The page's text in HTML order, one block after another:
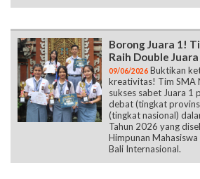
Borong Juara 1!
Raih Double
09/06/2026 Buktikan
kreativitas! Tim SMA
sukses sabet Juara 1
debat (tingkat
(tingkat nasional)
Tahun 2026 yang
Himpunan
Bali Internasional.